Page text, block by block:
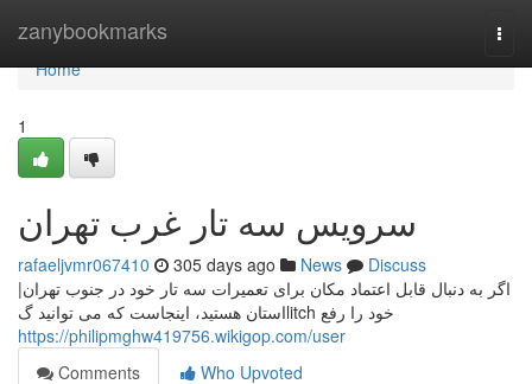
zanybookmarks
Home
Home
1
سرویس سه تار غرب تهران
rafaeljvmr067410 305 days ago News
Discuss
اگر به دنبال قابل اعتماد مکان برای تعمیرات سه تار خود در جنوب تهران|
استان هستید، اینجاست که می توانید گlitch خود را رفع
https://philipmghw419756.wikigop.com/user
Comments
Who Upvoted